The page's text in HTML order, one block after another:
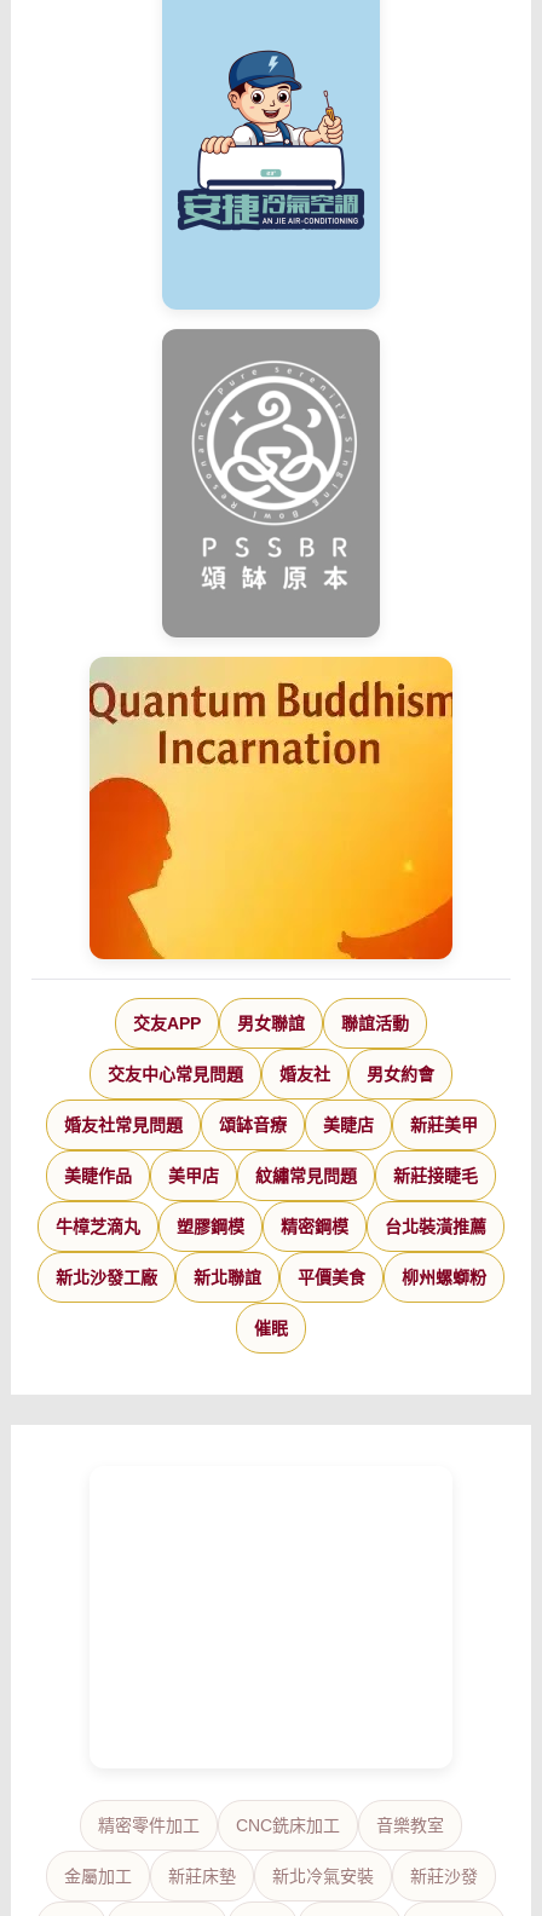
交友APP 男女聯誼 聯誼活動
交友中心常見問題 婚友社 男女約會
婚友社常見問題 頌缽音療 美睫店 新莊美甲
美睫作品 美甲店 紋繡常見問題 新莊接睫毛
牛樟芝滴丸 塑膠鋼模 精密鋼模 台北裝潢推薦
新北沙發工廠 新北聯誼 平價美食 柳州螺螄粉
催眠
精密零件加工 CNC銑床加工 音樂教室
金屬加工 新莊床墊 新北冷氣安裝 新莊沙發